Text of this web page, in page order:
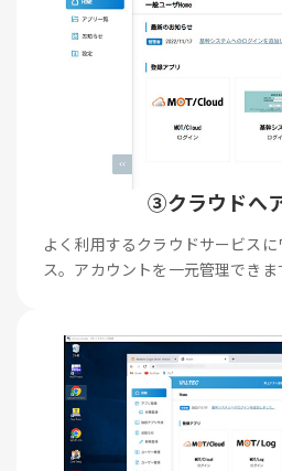
③クラウドへ
よく利用するクラウドサービス
ス。アカウントを一元管理できま